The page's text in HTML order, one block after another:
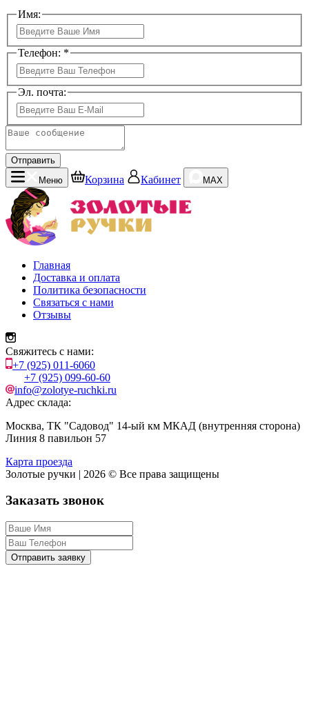
Имя:
Телефон: *
Эл. почта:
Отправить
Меню
Корзина Кабинет MAX
Главная
Доставка и оплата
Политика безопасности
Связаться с нами
Отзывы
Свяжитесь с нами:
+7 (925) 011-6060
+7 (925) 099-60-60
info@zolotye-ruchki.ru
Адрес склада:
Москва, ТК "Садовод" 14-ый км МКАД (внутренняя сторона)
Линия 8 павильон 57
Карта проезда
Золотые ручки | 2026 © Все права защищены
Заказать звонок
Отправить заявку